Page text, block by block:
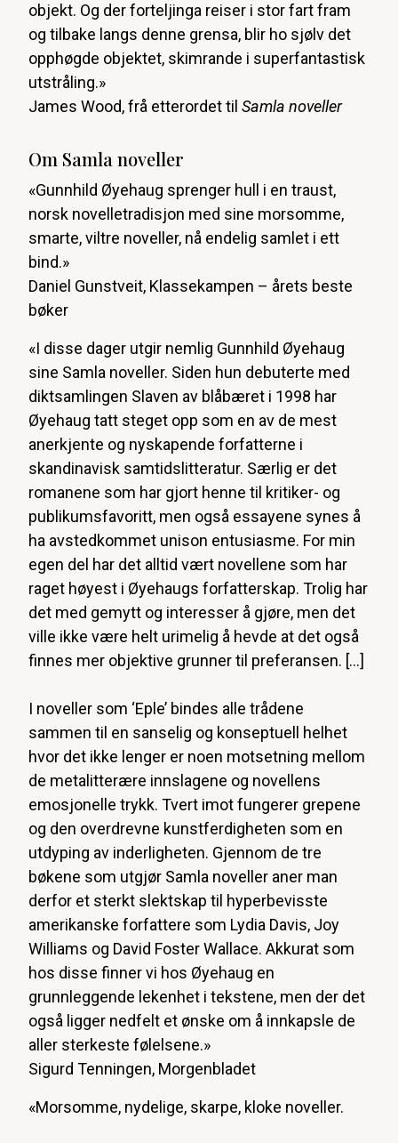
objekt. Og der forteljinga reiser i stor fart fram
og tilbake langs denne grensa, blir ho sjølv det
opphøgde objektet, skimrande i superfantastisk
utstråling.»
James Wood, frå etterordet til Samla noveller
Om Samla noveller
«Gunnhild Øyehaug sprenger hull i en traust,
norsk novelletradisjon med sine morsomme,
smarte, viltre noveller, nå endelig samlet i ett
bind.»
Daniel Gunstveit, Klassekampen – årets beste
bøker
«I disse dager utgir nemlig Gunnhild Øyehaug
sine Samla noveller. Siden hun debuterte med
diktsamlingen Slaven av blåbæret i 1998 har
Øyehaug tatt steget opp som en av de mest
anerkjente og nyskapende forfatterne i
skandinavisk samtidslitteratur. Særlig er det
romanene som har gjort henne til kritiker- og
publikumsfavoritt, men også essayene synes å
ha avstedkommet unison entusiasme. For min
egen del har det alltid vært novellene som har
raget høyest i Øyehaugs forfatterskap. Trolig har
det med gemytt og interesser å gjøre, men det
ville ikke være helt urimelig å hevde at det også
finnes mer objektive grunner til preferansen. […]
I noveller som ‘Eple’ bindes alle trådene
sammen til en sanselig og konseptuell helhet
hvor det ikke lenger er noen motsetning mellom
de metalitterære innslagene og novellens
emosjonelle trykk. Tvert imot fungerer grepene
og den overdrevne kunstferdigheten som en
utdyping av inderligheten. Gjennom de tre
bøkene som utgjør Samla noveller aner man
derfor et sterkt slektskap til hyperbevisste
amerikanske forfattere som Lydia Davis, Joy
Williams og David Foster Wallace. Akkurat som
hos disse finner vi hos Øyehaug en
grunnleggende lekenhet i tekstene, men der det
også ligger nedfelt et ønske om å innkapsle de
aller sterkeste følelsene.»
Sigurd Tenningen, Morgenbladet
«Morsomme, nydelige, skarpe, kloke noveller.